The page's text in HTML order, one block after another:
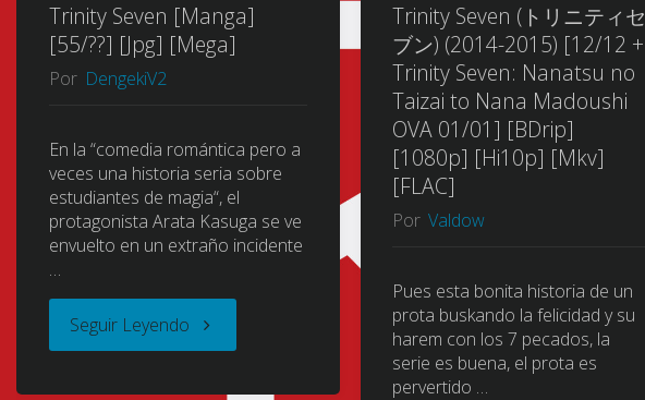
Trinity Seven [Manga]
[55/??] [Jpg] [Mega]
Por DengekiV2
En la “comedia romántica pero a
veces una historia seria sobre
estudiantes de magia“, el
protagonista Arata Kasuga se ve
envuelto en un extraño incidente
…
Seguir Leyendo "Trinity
Trinity Seven (トリニティセ
ブン) (2014-2015) [12/12 +
Trinity Seven: Nanatsu no
Taizai to Nana Madoushi
OVA 01/01] [BDrip]
[1080p] [Hi10p] [Mkv]
[FLAC]
Por Valdow
Pues esta bonita historia de un
prota buskando la felicidad y su
harem con los 7 pecados, la
serie es buena, el prota es
pervertido …